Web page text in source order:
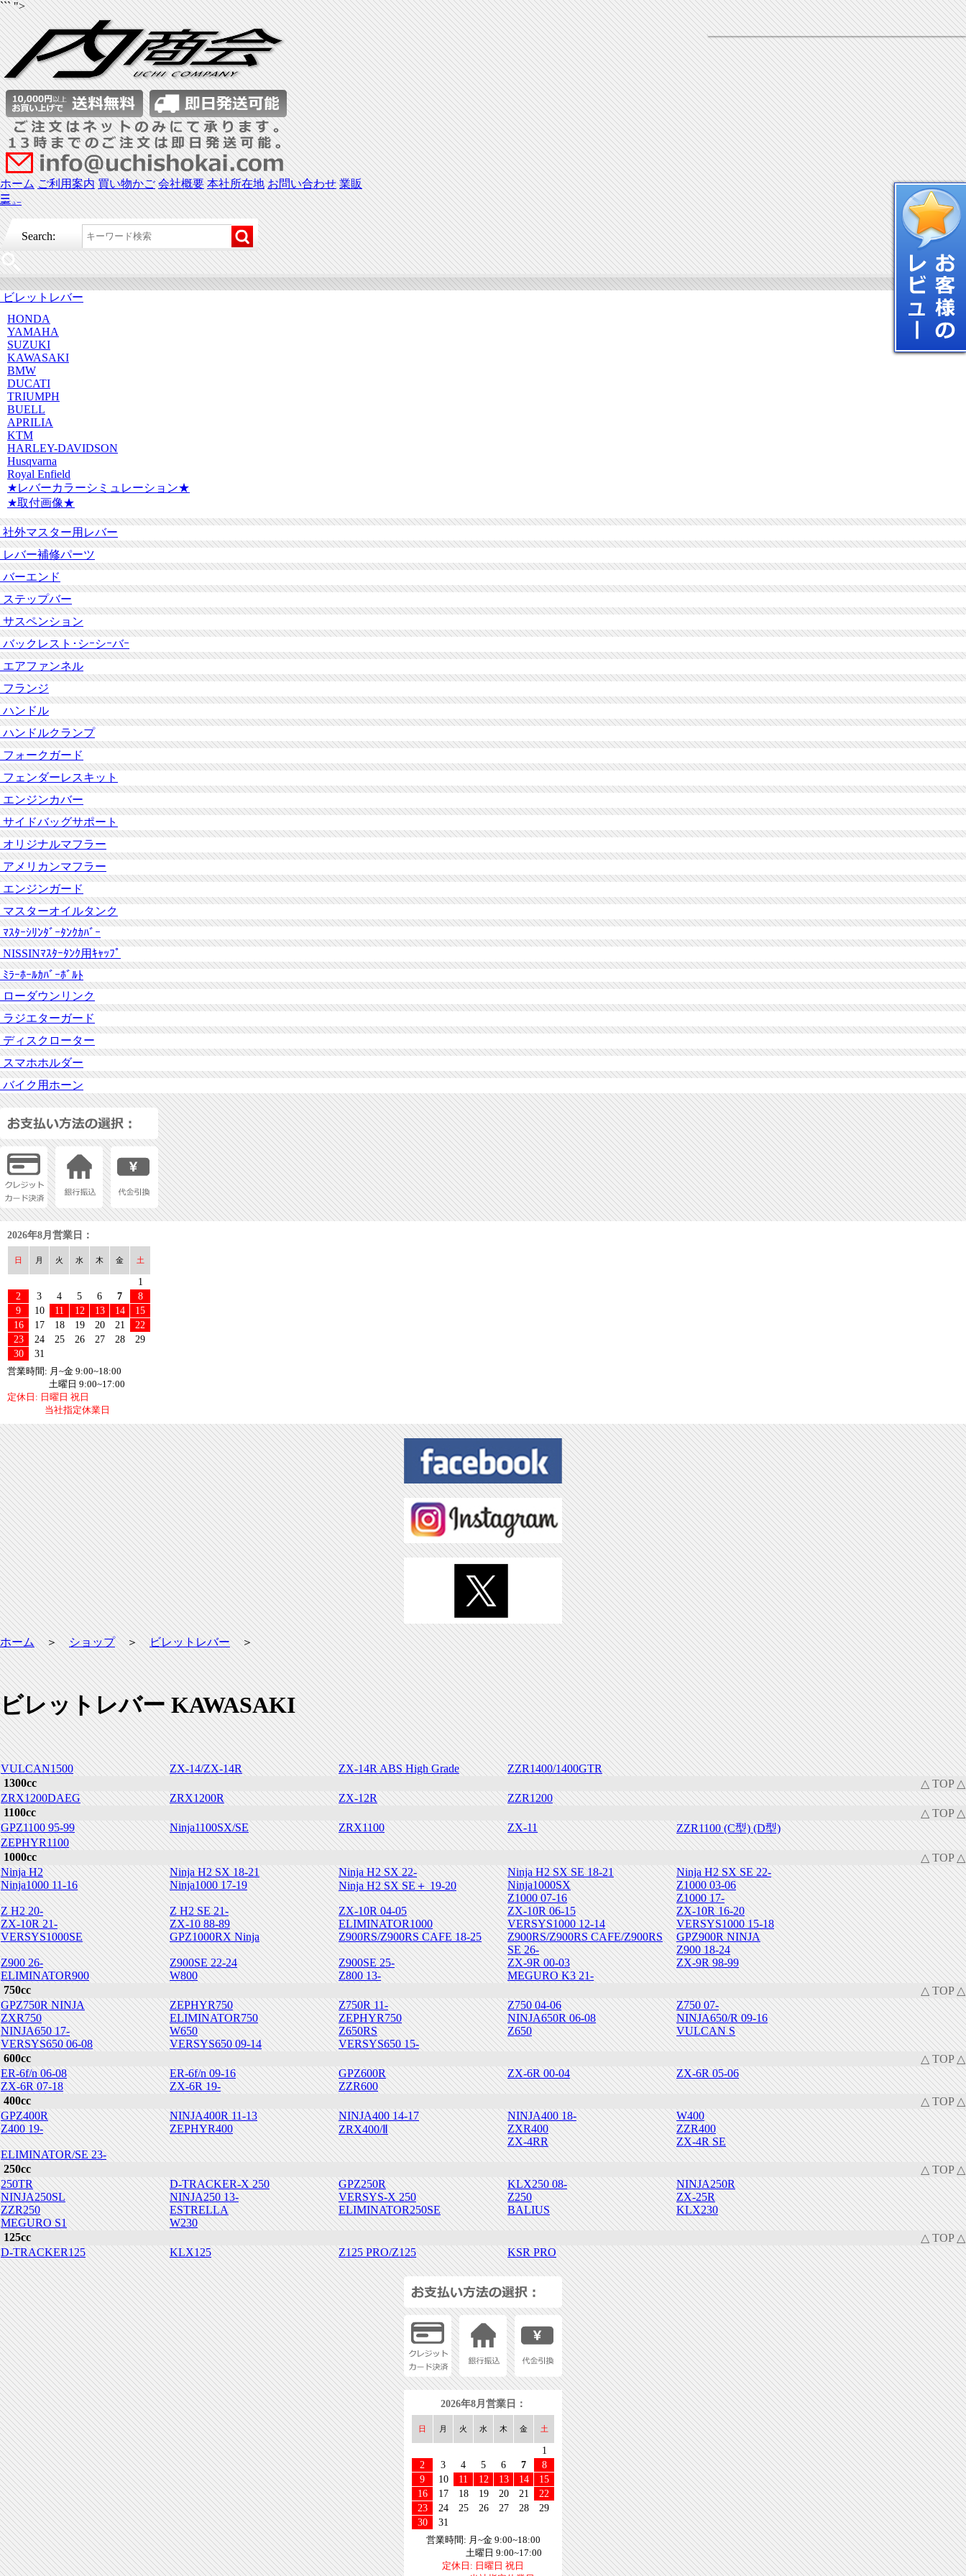
``` ">
ホーム ご利用案内 買い物かご 会社概要 本社所在地 お問い合わせ 業販
☰
メニュー
Search:
ビレットレバー
HONDA
YAMAHA
SUZUKI
KAWASAKI
BMW
DUCATI
TRIUMPH
BUELL
APRILIA
KTM
HARLEY-DAVIDSON
Husqvarna
Royal Enfield
★レバーカラーシミュレーション★
★取付画像★
社外マスター用レバー
レバー補修パーツ
バーエンド
ステップバー
サスペンション
バックレスト･シｰシｰバｰ
エアファンネル
フランジ
ハンドル
ハンドルクランプ
フォークガード
フェンダーレスキット
エンジンカバー
サイドバッグサポート
オリジナルマフラー
アメリカンマフラー
エンジンガード
マスターオイルタンク
ﾏｽﾀｰｼﾘﾝﾀﾞｰﾀﾝｸｶﾊﾞｰ
NISSINﾏｽﾀｰﾀﾝｸ用ｷｬｯﾌﾟ
ﾐﾗｰﾎｰﾙｶﾊﾞｰﾎﾞﾙﾄ
ローダウンリンク
ラジエターガード
ディスクローター
スマホホルダー
バイク用ホーン
2026年8月営業日：
日 月 火 水 木 金 土
1
2
3 4 5 6 7
8
9
10 11 12 13 14
15
16
17 18 19 20 21
22
23
24 25 26 27 28
29
30
31
営業時間: 月~金 9:00~18:00
土曜日 9:00~17:00
定休日: 日曜日 祝日
当社指定休業日
ホーム＞ショップ＞ビレットレバー＞
ビレットレバー KAWASAKI
VULCAN1500 ZX-14/ZX-14R ZX-14R ABS High Grade
ZZR1400/1400GTR
1300cc
△ TOP △
ZRX1200DAEG
ZRX1200R ZX-12R
ZZR1200
1100cc
△ TOP △
GPZ1100 95-99
Ninja1100SX/SE ZRX1100 ZX-11
ZZR1100 (C型) (D型)
ZEPHYR1100
1000cc
△ TOP △
Ninja H2
Ninja H2 SX 18-21 Ninja H2 SX 22- Ninja H2 SX SE 18-21
Ninja H2 SX SE 22-
Ninja1000 11-16
Ninja1000 17-19 Ninja H2 SX SE＋ 19-20 Ninja1000SX
Z1000 03-06
Z1000 07-16
Z1000 17-
Z H2 20-
Z H2 SE 21- ZX-10R 04-05 ZX-10R 06-15
ZX-10R 16-20
ZX-10R 21-
ZX-10 88-89 ELIMINATOR1000 VERSYS1000 12-14
VERSYS1000 15-18
VERSYS1000SE
GPZ1000RX Ninja Z900RS/Z900RS CAFE 18-25
Z900RS/Z900RS CAFE/Z900RS
SE 26-
GPZ900R NINJA
Z900 18-24
Z900 26-
Z900SE 22-24 Z900SE 25- ZX-9R 00-03
ZX-9R 98-99
ELIMINATOR900
W800 Z800 13-
MEGURO K3 21-
750cc
△ TOP △
GPZ750R NINJA
ZEPHYR750 Z750R 11- Z750 04-06
Z750 07-
ZXR750
ELIMINATOR750 ZEPHYR750 NINJA650R 06-08
NINJA650/R 09-16
NINJA650 17-
W650 Z650RS Z650
VULCAN S
VERSYS650 06-08
VERSYS650 09-14
VERSYS650 15-
600cc
△ TOP △
ER-6f/n 06-08
ER-6f/n 09-16 GPZ600R ZX-6R 00-04
ZX-6R 05-06
ZX-6R 07-18
ZX-6R 19-
ZZR600
400cc
△ TOP △
GPZ400R
NINJA400R 11-13 NINJA400 14-17 NINJA400 18-
W400
Z400 19-
ZEPHYR400 ZRX400/Ⅱ ZXR400
ZZR400
ZX-4RR
ZX-4R SE
ELIMINATOR/SE 23-
250cc
△ TOP △
250TR
D-TRACKER-X 250 GPZ250R KLX250 08-
NINJA250R
NINJA250SL
NINJA250 13- VERSYS-X 250 Z250
ZX-25R
ZZR250
ESTRELLA ELIMINATOR250SE BALIUS
KLX230
MEGURO S1
W230
125cc
△ TOP △
D-TRACKER125
KLX125 Z125 PRO/Z125 KSR PRO
2026年8月営業日：
日 月 火 水 木 金 土
1
2
3 4 5 6 7
8
9
10 11 12 13 14
15
16
17 18 19 20 21
22
23
24 25 26 27 28
29
30
31
営業時間: 月~金 9:00~18:00
土曜日 9:00~17:00
定休日: 日曜日 祝日